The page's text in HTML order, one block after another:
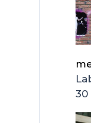
30